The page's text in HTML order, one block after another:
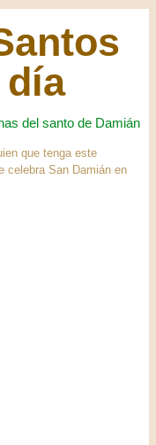
día
del santo de Damián
que tenga este
celebra San Damián en